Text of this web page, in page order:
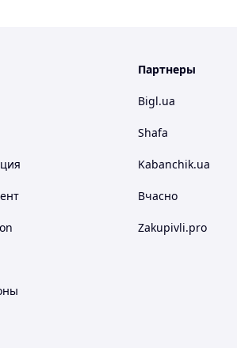
Партнеры
Bigl.ua
Shafa
Kabanchik.ua
Вчасно
Zakupivli.pro